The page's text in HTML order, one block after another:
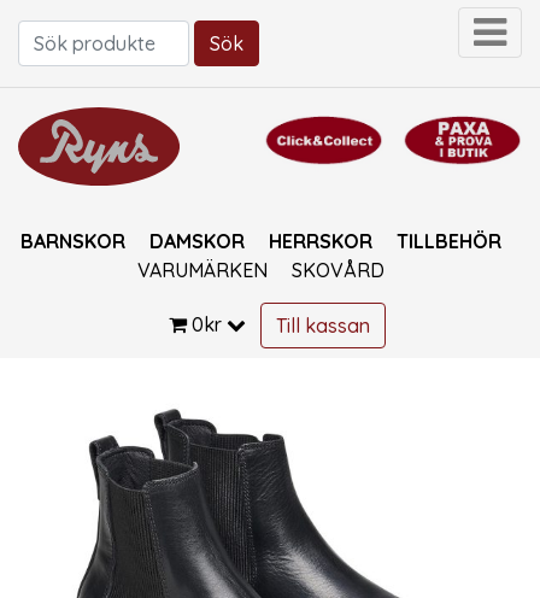
Sök efter:
Sök
BARNSKOR DAMSKOR HERRSKOR
TILLBEHÖR
VARUMÄRKEN
SKOVÅRD
0kr Till kassan